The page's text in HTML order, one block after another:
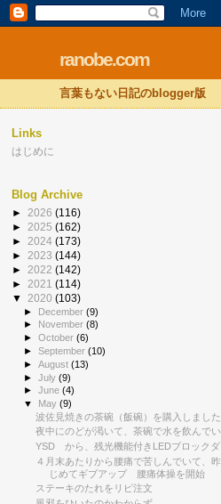
ranobe.com
言葉もない日記のblogger版
Links
はじめに
Blog Archive
► 2026 (116)
► 2025 (162)
► 2024 (173)
► 2023 (144)
► 2022 (142)
► 2021 (114)
▼ 2020 (103)
► December(9)
►
November(8)
►October(6)
►September(10)
►August(13)
►July(9)
►June(4)
▼ May(9)
波佐見焼きの茶碗（飯碗）を購入しました
夜中にのどが渇いて、茶碗で水を飲んで
YSD から、残光機能付きLEDブロック
４月末あたりから腰痛で苦しんでいて、
じめてギブアップ 腰痛体操を開始
ステーキのたれをリピ注文